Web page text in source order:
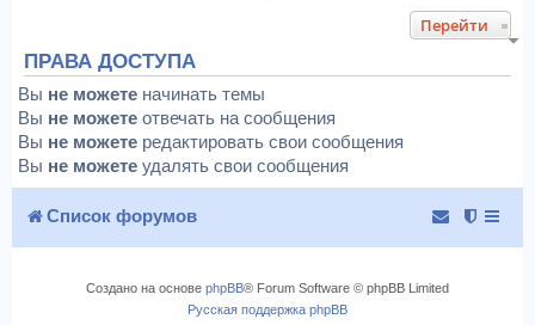
Перейти
ПРАВА ДОСТУПА
Вы не можете начинать темы
Вы не можете отвечать на сообщения
Вы не можете редактировать свои сообщения
Вы не можете удалять свои сообщения
Список форумов
Создано на основе phpBB® Forum Software © phpBB Limited
Русская поддержка phpBB